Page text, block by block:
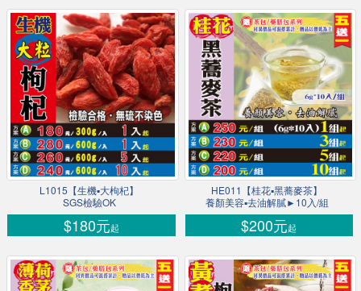
L1015【生機▪大枸杞】
SGS檢驗OK
$180元起
HE011【桂花▪黑蕎麥茶】
養顏美容▪去油解膩►10入/組
$200元起